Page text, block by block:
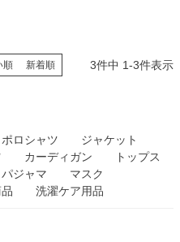
順 新着順 3件中 1-3件表示
ロシャツ
ジャケット
カーディガン
トップス
パジャマ
マスク
洗濯ケア用品